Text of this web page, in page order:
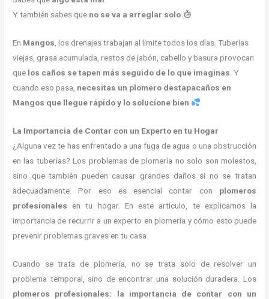
Y también sabes que no se va a arreglar solo
En Mangos , los drenajes trabajan al límite todos los días. Tuberías
viejas, grasa acumulada, restos de jabón, cabello y basura provocan
que los caños se tapen más seguido de lo que imaginas . Y
cuando eso pasa, necesitas un plomero destapacaños en
Mangos que llegue rápido y lo solucione bien
La Importancia de Contar con un Experto en tu Hogar
¿Alguna vez te has enfrentado a una fuga de agua o una obstrucción
en las tuberías? Los problemas de plomería no solo son molestos,
sino que también pueden causar grandes daños si no se tratan
adecuadamente. Por eso es esencial contar con plomeros
profesionales en tu hogar. En este artículo, te explicamos la
importancia de recurrir a un experto en plomería y cómo esto puede
prevenir problemas graves en tu casa.
Cuando se trata de plomería, no se trata solo de resolver un
problema temporal, sino de encontrar una solución duradera. Los
plomeros profesionales: la importancia de contar con un